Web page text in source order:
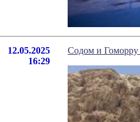
12.05.2025
16:29
Содом и